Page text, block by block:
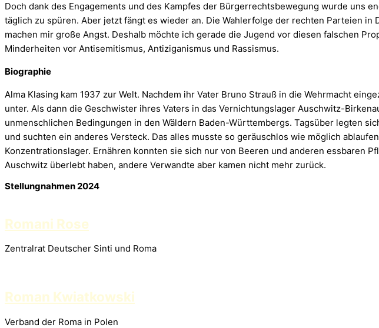
Doch dank des Engagements und des Kampfes der Bürgerrechtsbewegung wurde uns
täglich zu spüren. Aber jetzt fängt es wieder an. Die Wahlerfolge der rechten Parteien
machen mir große Angst. Deshalb möchte ich gerade die Jugend vor diesen falschen
Minderheiten vor Antisemitismus, Antiziganismus und Rassismus.
Biographie
Alma Klasing kam 1937 zur Welt. Nachdem ihr Vater Bruno Strauß in die Wehrmacht
unter. Als dann die Geschwister ihres Vaters in das Vernichtungslager Auschwitz-
unmenschlichen Bedingungen in den Wäldern Baden-Württembergs. Tagsüber legten
und suchten ein anderes Versteck. Das alles musste so geräuschlos wie möglich
Konzentrationslager. Ernähren konnten sie sich nur von Beeren und anderen essbaren
Auschwitz überlebt haben, andere Verwandte aber kamen nicht mehr zurück.
Stellungnahmen 2024
Romani Rose
Zentralrat Deutscher Sinti und Roma
Roman Kwiatkowski
Verband der Roma in Polen